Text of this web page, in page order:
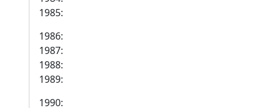
1985:
1986:
1987:
1988:
1989:
1990: